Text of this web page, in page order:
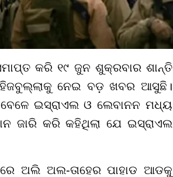
କରି ୧୯ ଜୁନ ଶୁକ୍ରବାର ଶାନ୍ତି
ହିଜବୁଲ୍ଲାକୁ ନେଇ ବଡ଼ ଖବର ଆସୁଛି।
ଇସ୍ରାଏଲ ଓ ଲେବାନନ ମଧ୍ୟ
ଜାରି କରି କହିଥିଲା ଯେ ଇସ୍ରାଏଲ
ଅଲି ଅଲ-ତାହେର ପାହାଡ ଆଡକୁ